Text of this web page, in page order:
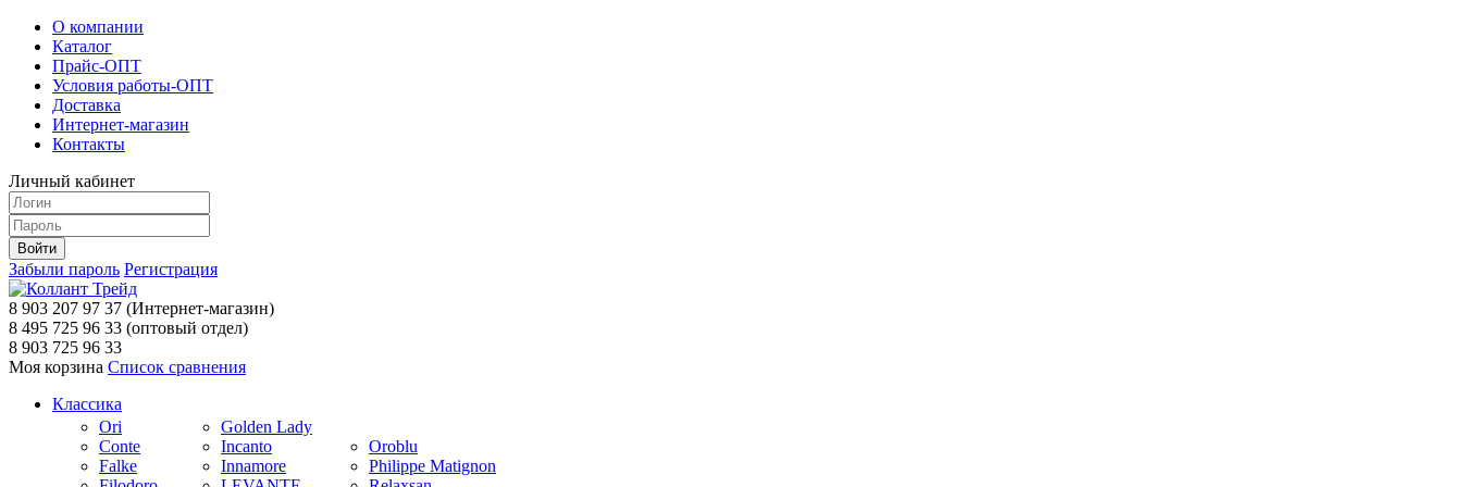
О компании
Каталог
Прайс-ОПТ
Условия работы-ОПТ
Доставка
Интернет-магазин
Контакты
Личный кабинет
Забыли пароль Регистрация
8 903 207 97 37 (Интернет-магазин)
8 495 725 96 33 (оптовый отдел)
8 903 725 96 33
Моя корзина Список сравнения
Классика
Ori
Conte
Falke
Golden Lady
Incanto
Innamore
Oroblu
Philippe Matignon